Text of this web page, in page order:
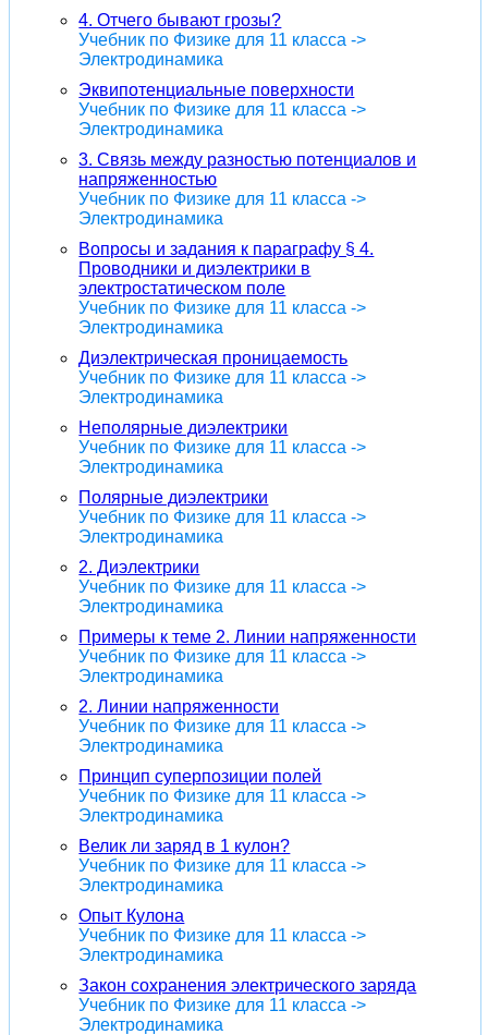
4. Отчего бывают грозы?
Учебник по Физике для 11 класса ->
Электродинамика
Эквипотенциальные поверхности
Учебник по Физике для 11 класса ->
Электродинамика
3. Связь между разностью потенциалов и
напряженностью
Учебник по Физике для 11 класса ->
Электродинамика
Вопросы и задания к параграфу § 4.
Проводники и диэлектрики в
электростатическом поле
Учебник по Физике для 11 класса ->
Электродинамика
Диэлектрическая проницаемость
Учебник по Физике для 11 класса ->
Электродинамика
Неполярные диэлектрики
Учебник по Физике для 11 класса ->
Электродинамика
Полярные диэлектрики
Учебник по Физике для 11 класса ->
Электродинамика
2. Диэлектрики
Учебник по Физике для 11 класса ->
Электродинамика
Примеры к теме 2. Линии напряженности
Учебник по Физике для 11 класса ->
Электродинамика
2. Линии напряженности
Учебник по Физике для 11 класса ->
Электродинамика
Принцип суперпозиции полей
Учебник по Физике для 11 класса ->
Электродинамика
Велик ли заряд в 1 кулон?
Учебник по Физике для 11 класса ->
Электродинамика
Опыт Кулона
Учебник по Физике для 11 класса ->
Электродинамика
Закон сохранения электрического заряда
Учебник по Физике для 11 класса ->
Электродинамика